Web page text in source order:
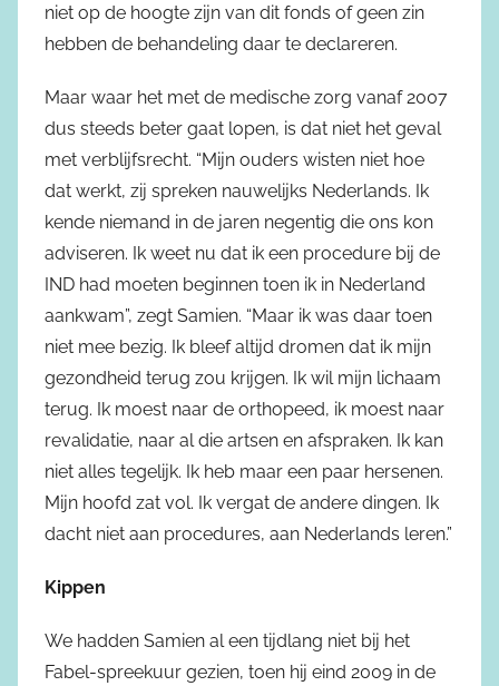
niet op de hoogte zijn van dit fonds of geen zin
hebben de behandeling daar te declareren.
Maar waar het met de medische zorg vanaf 2007
dus steeds beter gaat lopen, is dat niet het geval
met verblijfsrecht. “Mijn ouders wisten niet hoe
dat werkt, zij spreken nauwelijks Nederlands. Ik
kende niemand in de jaren negentig die ons kon
adviseren. Ik weet nu dat ik een procedure bij de
IND had moeten beginnen toen ik in Nederland
aankwam”, zegt Samien. “Maar ik was daar toen
niet mee bezig. Ik bleef altijd dromen dat ik mijn
gezondheid terug zou krijgen. Ik wil mijn lichaam
terug. Ik moest naar de orthopeed, ik moest naar
revalidatie, naar al die artsen en afspraken. Ik kan
niet alles tegelijk. Ik heb maar een paar hersenen.
Mijn hoofd zat vol. Ik vergat de andere dingen. Ik
dacht niet aan procedures, aan Nederlands leren.”
Kippen
We hadden Samien al een tijdlang niet bij het
Fabel-spreekuur gezien, toen hij eind 2009 in de